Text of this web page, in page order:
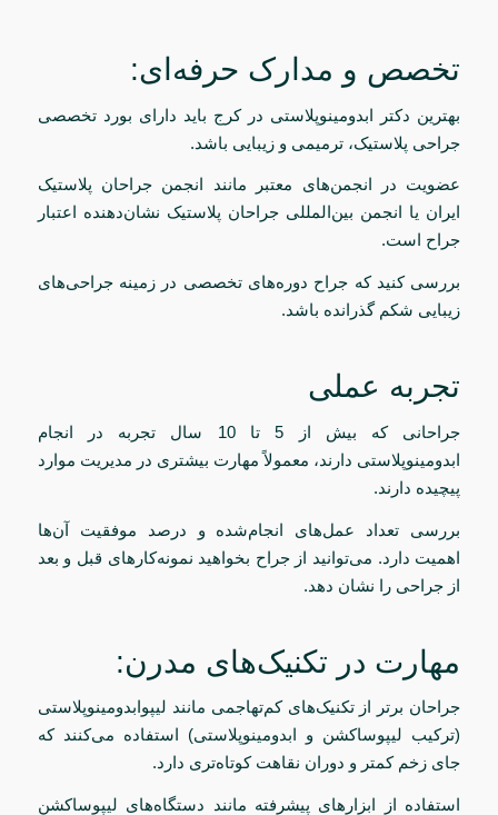
تخصص و مدارک حرفه‌ای:
بهترین دکتر ابدومینوپلاستی در کرج باید دارای بورد تخصصی
جراحی پلاستیک، ترمیمی و زیبایی باشد.
عضویت در انجمن‌های معتبر مانند انجمن جراحان پلاستیک
ایران یا انجمن بین‌المللی جراحان پلاستیک نشان‌دهنده اعتبار
جراح است.
بررسی کنید که جراح دوره‌های تخصصی در زمینه جراحی‌های
زیبایی شکم گذرانده باشد.
تجربه عملی
جراحانی که بیش از 5 تا 10 سال تجربه در انجام
ابدومینوپلاستی دارند، معمولاً مهارت بیشتری در مدیریت موارد
پیچیده دارند.
بررسی تعداد عمل‌های انجام‌شده و درصد موفقیت آن‌ها
اهمیت دارد. می‌توانید از جراح بخواهید نمونه‌کارهای قبل و بعد
از جراحی را نشان دهد.
مهارت در تکنیک‌های مدرن:
جراحان برتر از تکنیک‌های کم‌تهاجمی مانند لیپوابدومینوپلاستی
(ترکیب لیپوساکشن و ابدومینوپلاستی) استفاده می‌کنند که
جای زخم کمتر و دوران نقاهت کوتاه‌تری دارد.
استفاده از ابزارهای پیشرفته مانند دستگاه‌های لیپوساکشن